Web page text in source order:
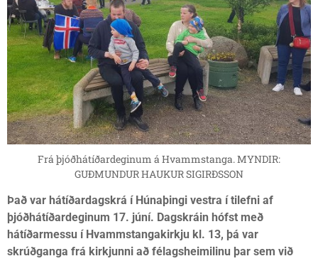
Frá þjóðhátíðardeginum á Hvammstanga. MYNDIR:
GUÐMUNDUR HAUKUR SIGIRÐSSON
Það var hátíðardagskrá í Húnaþingi vestra í tilefni af
þjóðhátíðardeginum 17. júní. Dagskráin hófst með
hátíðarmessu í Hvammstangakirkju kl. 13, þá var
skrúðganga frá kirkjunni að félagsheimilinu þar sem við